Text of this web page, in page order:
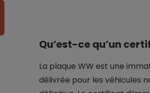
Qu’est-ce qu’un
La plaque WW est une
délivrée pour les véhicules